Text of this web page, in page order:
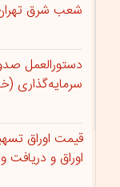
شعب شرق
دستورالعمل
سرمایه‌گذاری
قیمت اوراق
اوراق و